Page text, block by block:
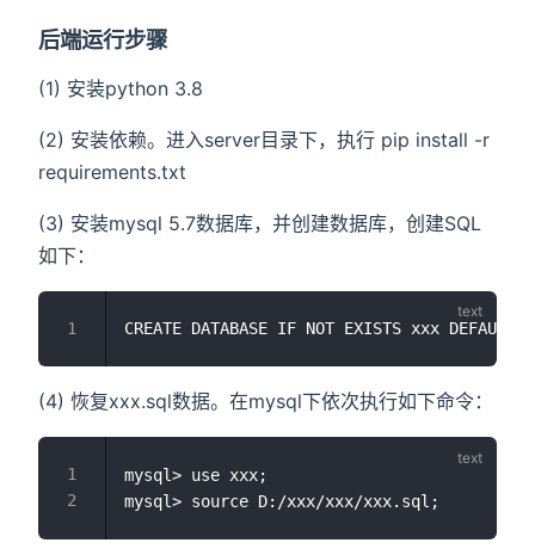
后端运行步骤
(1) 安装python 3.8
(2) 安装依赖。进入server目录下，执行 pip install -r
requirements.txt
(3) 安装mysql 5.7数据库，并创建数据库，创建SQL
如下：
(4) 恢复xxx.sql数据。在mysql下依次执行如下命令：
mysql> use xxx;